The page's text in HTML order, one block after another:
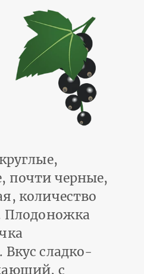
почти черные,
количество
Плодоножка
сладко-
с